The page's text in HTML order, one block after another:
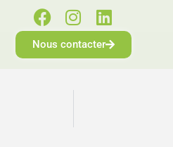
Nous contacter